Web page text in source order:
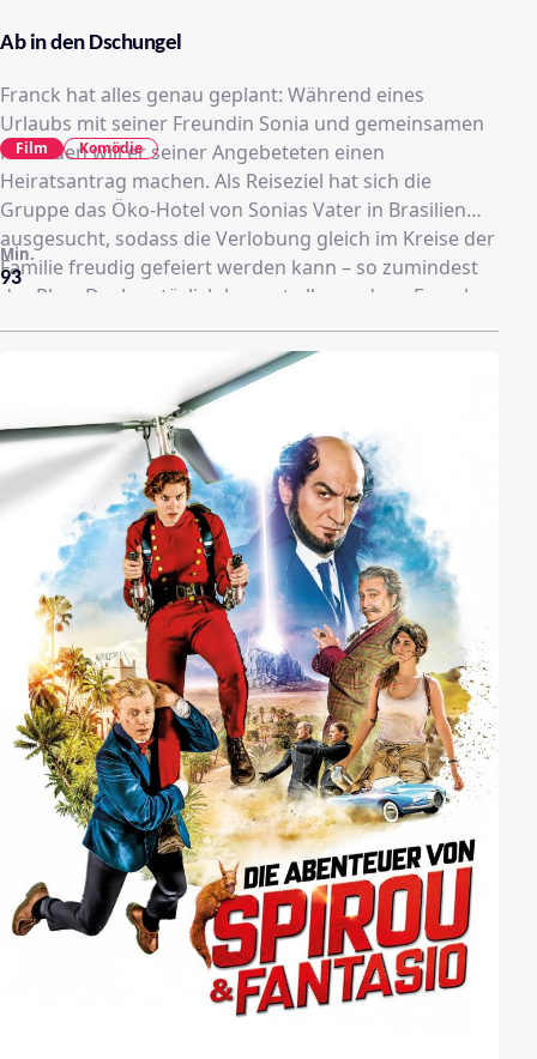
Ab in den Dschungel
Franck hat alles genau geplant: Während eines
Urlaubs mit seiner Freundin Sonia und gemeinsamen
Freunden will er seiner Angebeteten einen
Heiratsantrag machen. Als Reiseziel hat sich die
Gruppe das Öko-Hotel von Sonias Vater in Brasilien
ausgesucht, sodass die Verlobung gleich im Kreise der
Familie freudig gefeiert werden kann – so zumindest
der Plan. Doch natürlich kommt alles anders: Francks
Schwiegervater in spe kann ihn nicht ausstehen,
ebenso wenig wie Sonias Großmutter, Trauzeuge Alain
verschluckt aus Versehen den Verlobungsring und am
Ende verirrt sich Franck auch noch samt Freundeskreis
und im Rollstuhl sitzender Großmutter im Dschungel.
Nun müssen sich Sonia und ihr Vater auf die Suche
nach der verlorenen Truppe machen – und dabei
stehen ihnen einige wahnwitzige Überraschungen
93
Min.
Film Komödie